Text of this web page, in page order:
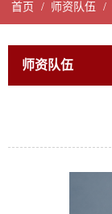
首页 / 师资队伍 /
师资队伍